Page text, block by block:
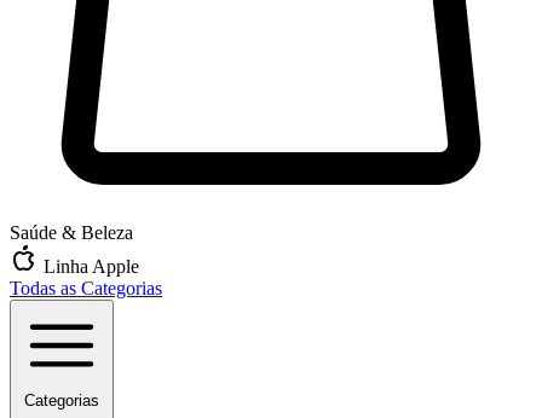
Saúde & Beleza
Linha Apple
Todas as Categorias
Categorias